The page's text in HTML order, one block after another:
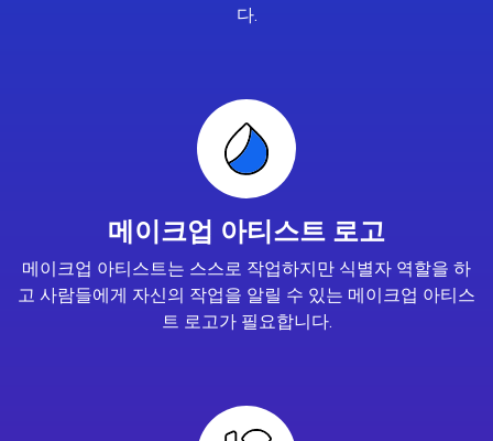
다.
메이크업 아티스트 로고
메이크업 아티스트는 스스로 작업하지만 식별자 역할을 하
고 사람들에게 자신의 작업을 알릴 수 있는 메이크업 아티스
트 로고가 필요합니다.